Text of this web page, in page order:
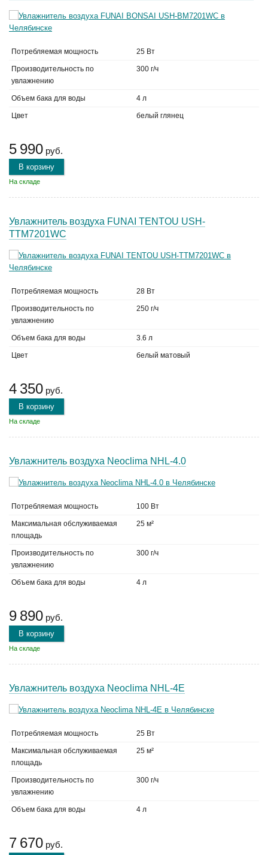
Потребляемая мощность 25 Вт
Производительность по
увлажнению
300 г/ч
Объем бака для воды 4 л
Цвет белый глянец
5 990 руб.
В корзину
На складе
Увлажнитель воздуха FUNAI TENTOU USH-
TTM7201WC
Потребляемая мощность 28 Вт
Производительность по
увлажнению
250 г/ч
Объем бака для воды 3.6 л
Цвет белый матовый
4 350 руб.
В корзину
На складе
Увлажнитель воздуха Neoclima NHL-4.0
Потребляемая мощность 100 Вт
Максимальная обслуживаемая
площадь
25 м²
Производительность по
увлажнению
300 г/ч
Объем бака для воды 4 л
9 890 руб.
В корзину
На складе
Увлажнитель воздуха Neoclima NHL-4E
Потребляемая мощность 25 Вт
Максимальная обслуживаемая
площадь
25 м²
Производительность по
увлажнению
300 г/ч
Объем бака для воды 4 л
7 670 руб.